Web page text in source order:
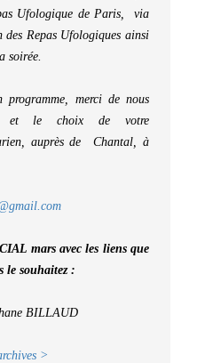
Ufologique de Paris, via
des Repas Ufologiques ainsi
soirée.
merci de nous
et le choix de votre
auprès de Chantal, à
mars avec les liens que
le souhaitez :
BILLAUD
>